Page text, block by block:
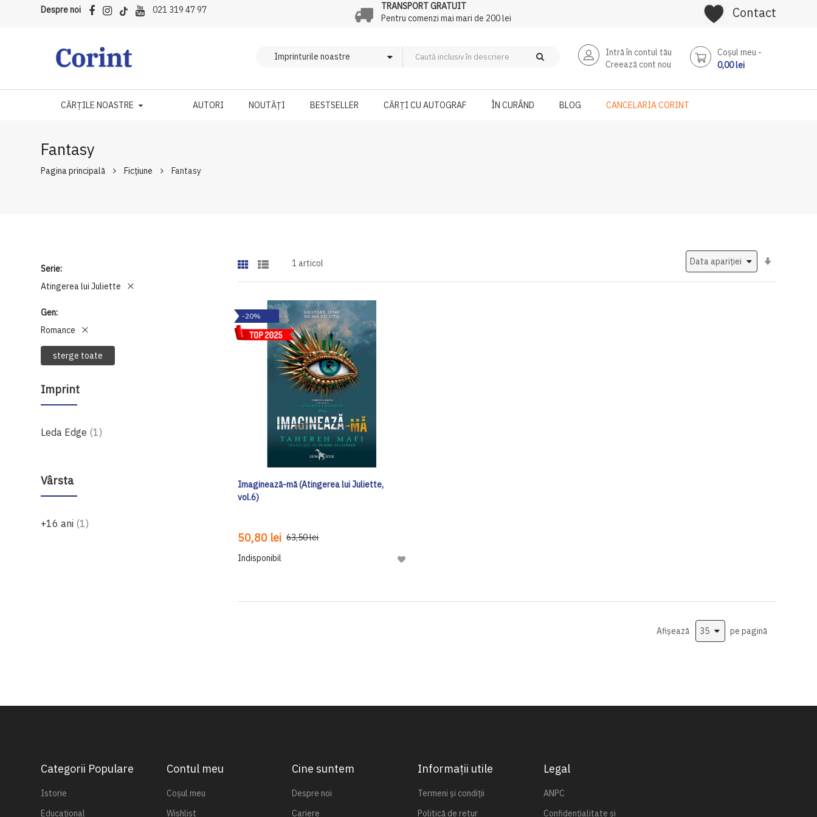
Despre noi 021 319 47 97
TRANSPORT GRATUIT
Pentru comenzi mai mari de 200 lei
Contact
Intră în contul tău
Creează cont nou
Coşul meu
0,00 lei
CĂRȚILE NOASTRE AUTORI NOUTĂȚI BESTSELLER CĂRȚI CU AUTOGRAF ÎN CURÂND BLOG CANCELARIA CORINT
Fantasy
Pagina principală Ficțiune Fantasy
Serie
Atingerea lui Juliette
Gen
Romance
sterge toate
Imprint
Leda Edge 1produs
Vârsta
+16 ani 1produs
1 articol
-20%
Imaginează-mă (Atingerea lui Juliette,
vol.6)
50,80 lei 63,50 lei
Indisponibil
Adaugă
de
Afișează
pe pagină
Categorii Populare
Istorie
Educațional
Contul meu
Coșul meu
Wishlist
Cine suntem
Despre noi
Cariere
Informații utile
Termeni și condiții
Politică de retur
Legal
ANPC
Confidențialitate și